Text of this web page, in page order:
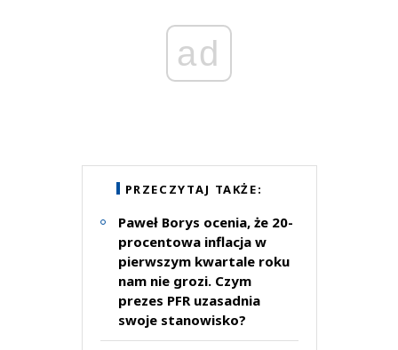
ad
PRZECZYTAJ TAKŻE:
Paweł Borys ocenia, że 20-
procentowa inflacja w
pierwszym kwartale roku
nam nie grozi. Czym
prezes PFR uzasadnia
swoje stanowisko?